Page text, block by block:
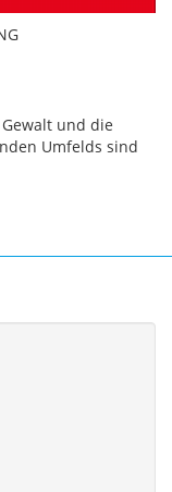
und die
Umfelds sind